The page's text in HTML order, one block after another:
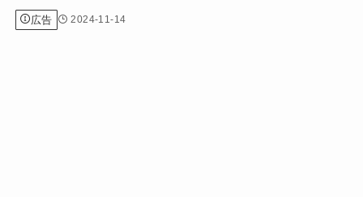
広告 2024-11-14